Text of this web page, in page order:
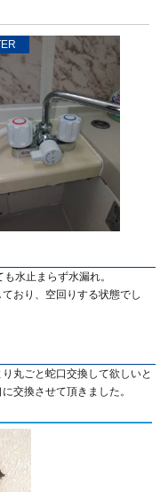
水止まらず水漏れ。
おり、空回りする状態でし
丸ごと蛇口交換して欲しいと
交換させて頂きました。